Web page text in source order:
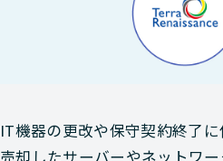
IT機器の更改や保守契約終了
売却したサーバーやネットワ